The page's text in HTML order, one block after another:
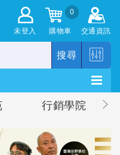
未登入
0
購物車 交通資訊
搜尋
行銷學院